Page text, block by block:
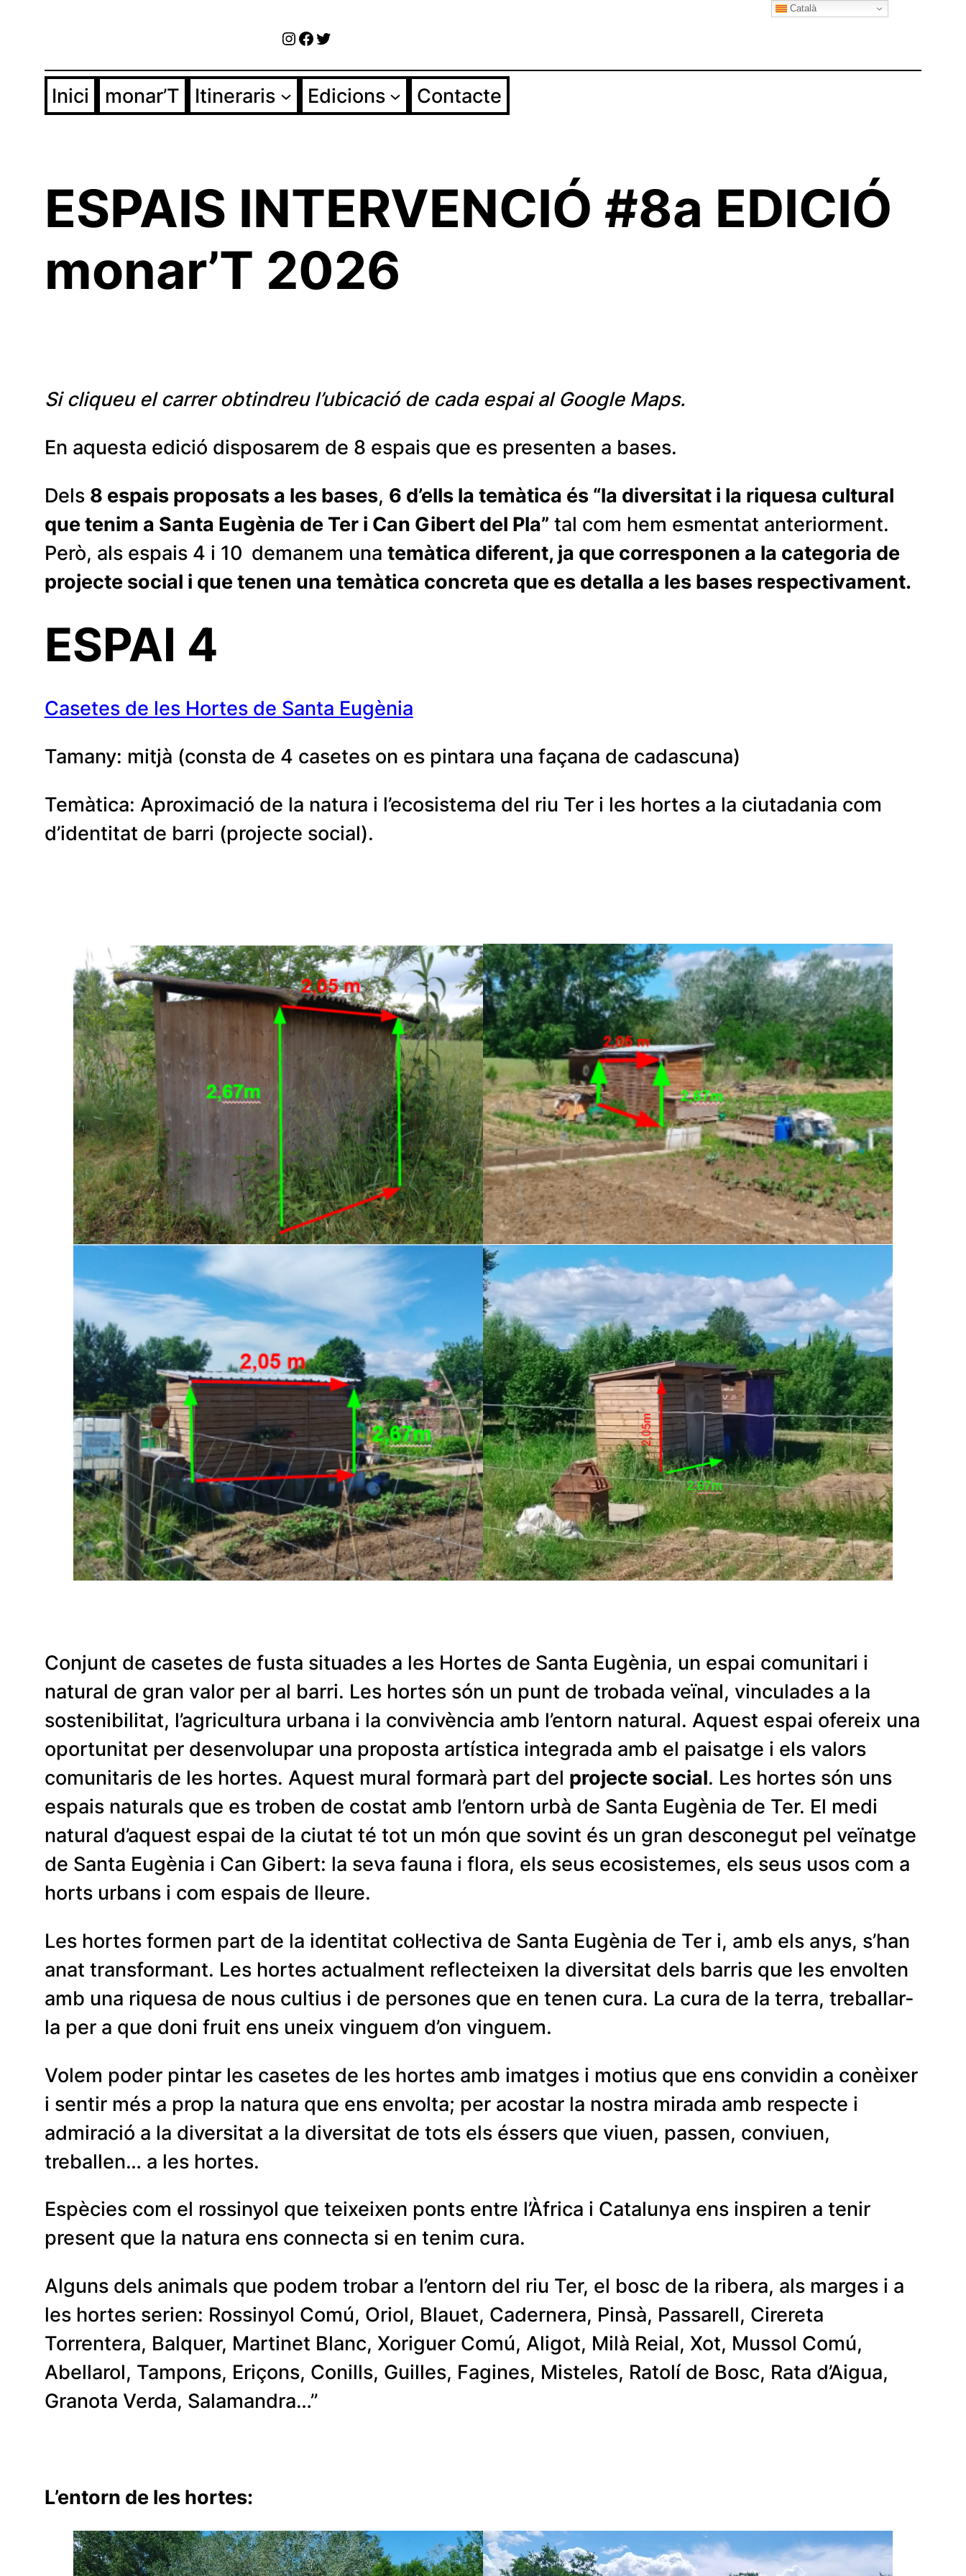
contingut
Instagram
Facebook
Twitter
Inici monar’T Itineraris Edicions Contacte
ESPAIS INTERVENCIÓ #8a EDICIÓ
monar’T 2026
Si cliqueu el carrer obtindreu l’ubicació de cada espai al Google Maps.
En aquesta edició disposarem de 8 espais que es presenten a bases.
Dels 8 espais proposats a les bases, 6 d’ells la temàtica és “la diversitat i la riquesa cultural
que tenim a Santa Eugènia de Ter i Can Gibert del Pla” tal com hem esmentat anteriorment.
Però, als espais 4 i 10 demanem una temàtica diferent, ja que corresponen a la categoria de
projecte social i que tenen una temàtica concreta que es detalla a les bases respectivament.
ESPAI 4
Casetes de les Hortes de Santa Eugènia
Tamany: mitjà (consta de 4 casetes on es pintara una façana de cadascuna)
Temàtica: Aproximació de la natura i l’ecosistema del riu Ter i les hortes a la ciutadania com
d’identitat de barri (projecte social).
Conjunt de casetes de fusta situades a les Hortes de Santa Eugènia, un espai comunitari i
natural de gran valor per al barri. Les hortes són un punt de trobada veïnal, vinculades a la
sostenibilitat, l’agricultura urbana i la convivència amb l’entorn natural. Aquest espai ofereix una
oportunitat per desenvolupar una proposta artística integrada amb el paisatge i els valors
comunitaris de les hortes. Aquest mural formarà part del projecte social. Les hortes són uns
espais naturals que es troben de costat amb l’entorn urbà de Santa Eugènia de Ter. El medi
natural d’aquest espai de la ciutat té tot un món que sovint és un gran desconegut pel veïnatge
de Santa Eugènia i Can Gibert: la seva fauna i flora, els seus ecosistemes, els seus usos com a
horts urbans i com espais de lleure.
Les hortes formen part de la identitat col·lectiva de Santa Eugènia de Ter i, amb els anys, s’han
anat transformant. Les hortes actualment reflecteixen la diversitat dels barris que les envolten
amb una riquesa de nous cultius i de persones que en tenen cura. La cura de la terra, treballar-
la per a que doni fruit ens uneix vinguem d’on vinguem.
Volem poder pintar les casetes de les hortes amb imatges i motius que ens convidin a conèixer
i sentir més a prop la natura que ens envolta; per acostar la nostra mirada amb respecte i
admiració a la diversitat a la diversitat de tots els éssers que viuen, passen, conviuen,
treballen… a les hortes.
Espècies com el rossinyol que teixeixen ponts entre l’Àfrica i Catalunya ens inspiren a tenir
present que la natura ens connecta si en tenim cura.
Alguns dels animals que podem trobar a l’entorn del riu Ter, el bosc de la ribera, als marges i a
les hortes serien: Rossinyol Comú, Oriol, Blauet, Cadernera, Pinsà, Passarell, Cirereta
Torrentera, Balquer, Martinet Blanc, Xoriguer Comú, Aligot, Milà Reial, Xot, Mussol Comú,
Abellarol, Tampons, Eriçons, Conills, Guilles, Fagines, Misteles, Ratolí de Bosc, Rata d’Aigua,
Granota Verda, Salamandra…”
L’entorn de les hortes:
Català